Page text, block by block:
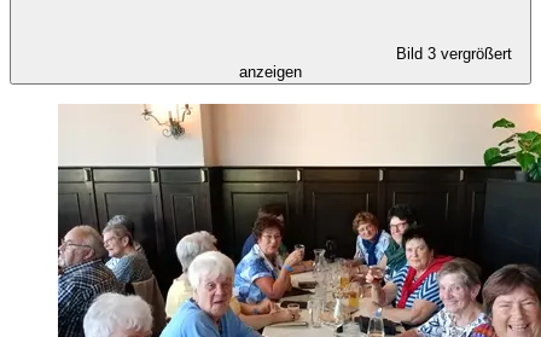
Bild 3 vergrößert
anzeigen